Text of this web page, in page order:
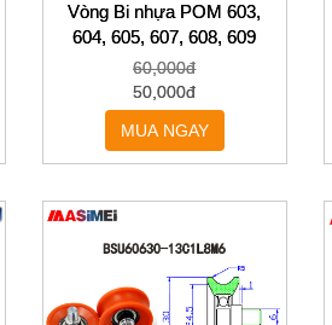
Vòng Bi nhựa POM 603,
604, 605, 607, 608, 609
60,000đ
50,000đ
MUA NGAY